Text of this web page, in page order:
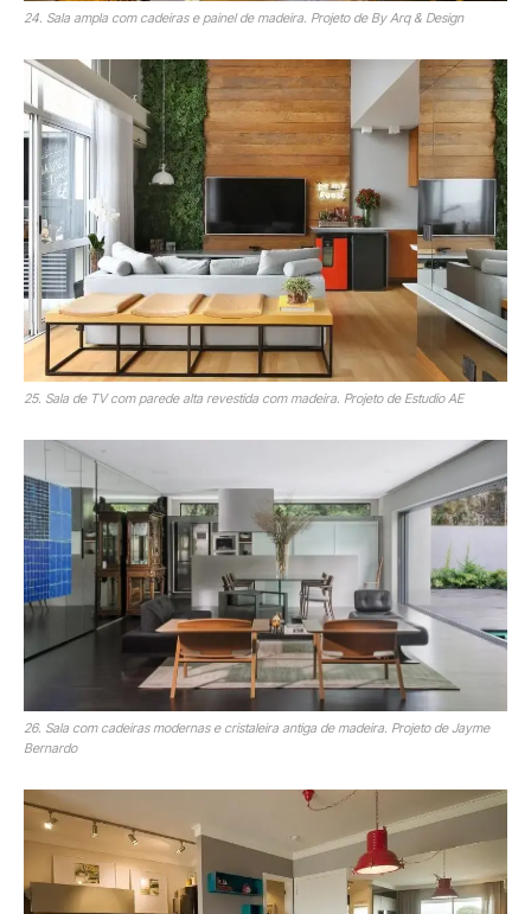
24. Sala ampla com cadeiras e painel de madeira. Projeto de By Arq & Design
25. Sala de TV com parede alta revestida com madeira. Projeto de Estudio AE
26. Sala com cadeiras modernas e cristaleira antiga de madeira. Projeto de Jayme
Bernardo